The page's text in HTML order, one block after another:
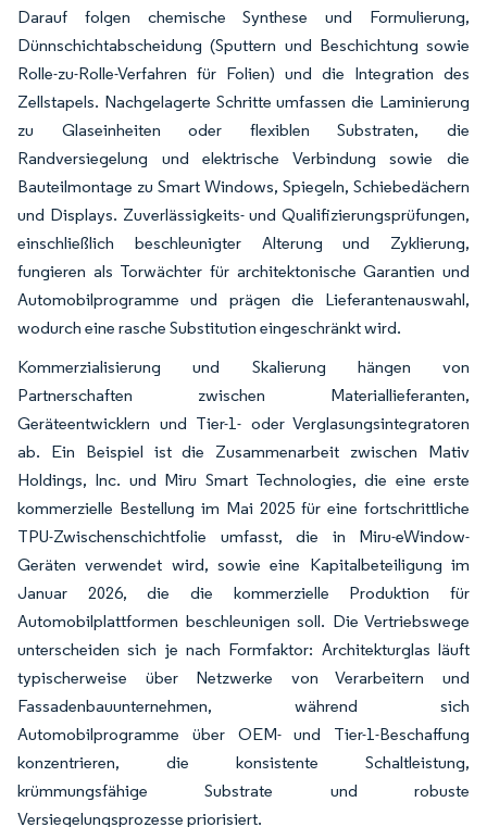
Darauf folgen chemische Synthese und Formulierung,
Dünnschichtabscheidung (Sputtern und Beschichtung sowie
Rolle-zu-Rolle-Verfahren für Folien) und die Integration des
Zellstapels. Nachgelagerte Schritte umfassen die Laminierung
zu Glaseinheiten oder flexiblen Substraten, die
Randversiegelung und elektrische Verbindung sowie die
Bauteilmontage zu Smart Windows, Spiegeln, Schiebedächern
und Displays. Zuverlässigkeits- und Qualifizierungsprüfungen,
einschließlich beschleunigter Alterung und Zyklierung,
fungieren als Torwächter für architektonische Garantien und
Automobilprogramme und prägen die Lieferantenauswahl,
wodurch eine rasche Substitution eingeschränkt wird.
Kommerzialisierung und Skalierung hängen von
Partnerschaften zwischen Materiallieferanten,
Geräteentwicklern und Tier-1- oder Verglasungsintegratoren
ab. Ein Beispiel ist die Zusammenarbeit zwischen Mativ
Holdings, Inc. und Miru Smart Technologies, die eine erste
kommerzielle Bestellung im Mai 2025 für eine fortschrittliche
TPU-Zwischenschichtfolie umfasst, die in Miru-eWindow-
Geräten verwendet wird, sowie eine Kapitalbeteiligung im
Januar 2026, die die kommerzielle Produktion für
Automobilplattformen beschleunigen soll. Die Vertriebswege
unterscheiden sich je nach Formfaktor: Architekturglas läuft
typischerweise über Netzwerke von Verarbeitern und
Fassadenbauunternehmen, während sich
Automobilprogramme über OEM- und Tier-1-Beschaffung
konzentrieren, die konsistente Schaltleistung,
krümmungsfähige Substrate und robuste
Versiegelungsprozesse priorisiert.